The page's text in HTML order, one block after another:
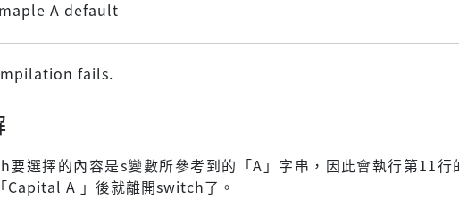
A default
fails.
要選擇的內容是s變數所參考到的「A」字串，因此會執行第11行
Capital A 」後就離開switch了。